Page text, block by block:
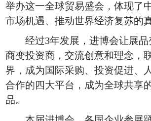
举办这一全球贸易盛会，体现了
市场机遇、推动世界经济复苏的
经过3年发展，进博会让展
商变投资商，交流创意和理念，
界，成为国际采购、投资促进、
合作的四大平台，成为全球共享
品。